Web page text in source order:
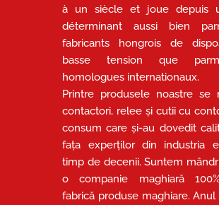
à un siècle et joue depuis
déterminant aussi bien
fabricants hongrois de
basse tension que
homologues internationaux.
Printre produsele noastre se
contactori, relee și cutii cu
consum care și-au dovedit
fața experților din industria
timp de decenii. Suntem
o companie maghiară
fabrică produse maghiare. Anul